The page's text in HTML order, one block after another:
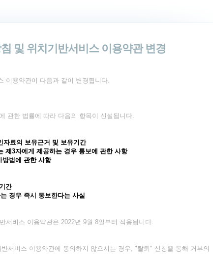
및 위치기반서비스 이용약관 변경
이용약관이 다음과 같이 변경됩니다.
관한 법률에 따라 다음의 항목이 신설됩니다.
자료의 보유근거 및 보유기간
제3자에게 제공하는 경우 통보에 관한 사항
방법에 관한 사항
간
경우 즉시 통보한다는 사실
서비스 이용약관은 2022년 9월 8일부터 적용됩니다.
서비스 이용약관에 동의하지 않으시는 경우, "탈퇴" 신청을 통해 거부의